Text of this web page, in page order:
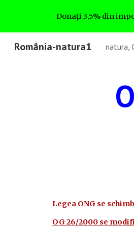
Donați 3,5% din
România-natura1
Legea ONG se
OG 26/2000 se